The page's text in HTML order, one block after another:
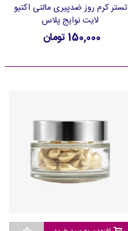
تستر کرم روز ضدپیری مالتی اکتیو
لایت نوایج پلاس
150,000 تومان